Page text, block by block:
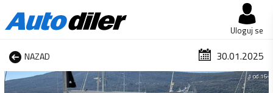
Uloguj se
NAZAD 30.01.2025
1 od 16